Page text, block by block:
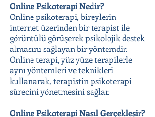
Online Psikoterapi Nedir?
Online psikoterapi, bireylerin
internet üzerinden bir terapist ile
görüntülü görüşerek psikolojik destek
almasını sağlayan bir yöntemdir.
Online terapi, yüz yüze terapilerle
aynı yöntemleri ve teknikleri
kullanarak, terapistin psikoterapi
sürecini yönetmesini sağlar.
Online Psikoterapi Nasıl Gerçekleşir?